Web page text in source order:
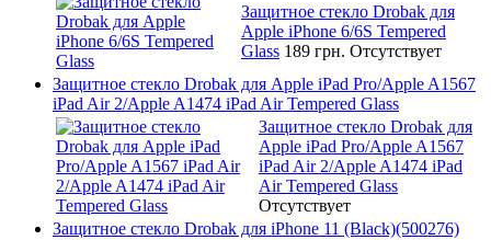
Защитное стекло Drobak для
Apple iPhone 6/6S Tempered
Glass 189 грн. Отсутствует
Защитное стекло Drobak для Apple iPad Pro/Apple A1567
iPad Air 2/Apple A1474 iPad Air Tempered Glass
Защитное стекло Drobak для
Apple iPad Pro/Apple A1567
iPad Air 2/Apple A1474 iPad
Air Tempered Glass
Отсутствует
Защитное стекло Drobak для iPhone 11 (Black)(500276)